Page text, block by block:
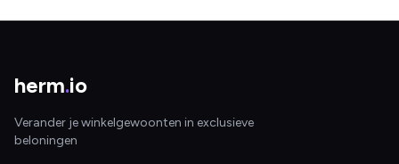
herm.io
Verander je winkelgewoonten in exclusieve
beloningen